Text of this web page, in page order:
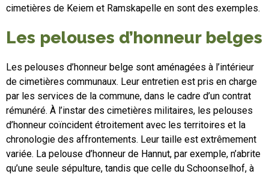
cimetières de Keiem et Ramskapelle en sont des exemples.
Les pelouses d’honneur belges
Les pelouses d’honneur belge sont aménagées à l’intérieur
de cimetières communaux. Leur entretien est pris en charge
par les services de la commune, dans le cadre d’un contrat
rémunéré. À l’instar des cimetières militaires, les pelouses
d’honneur coïncident étroitement avec les territoires et la
chronologie des affrontements. Leur taille est extrêmement
variée. La pelouse d’honneur de Hannut, par exemple, n’abrite
qu’une seule sépulture, tandis que celle du Schoonselhof, à